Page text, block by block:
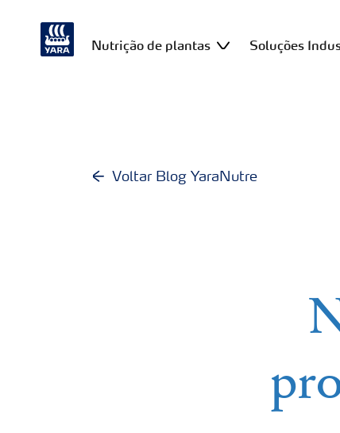
Nutrição de plantas Soluções
Voltar Blog YaraNutre